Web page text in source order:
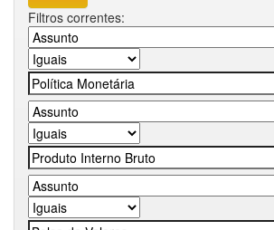
Filtros correntes: